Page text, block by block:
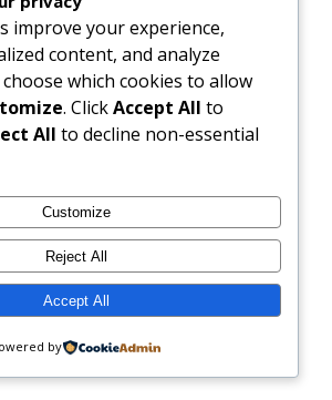
improve your experience,
content, and analyze
which cookies to allow
. ClickAccept All to
All to decline non-essential
Customize
Reject All
Accept All
by